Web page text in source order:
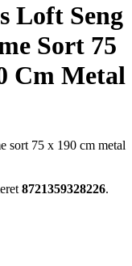
Loft Seng
Sort 75
Cm Metal
sort 75 x 190 cm metal
8721359328226.